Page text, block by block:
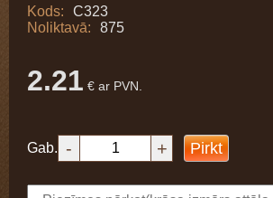
Kods:
C323
Noliktavā:
875
2.21 € ar PVN.
Gab. - + Pirkt